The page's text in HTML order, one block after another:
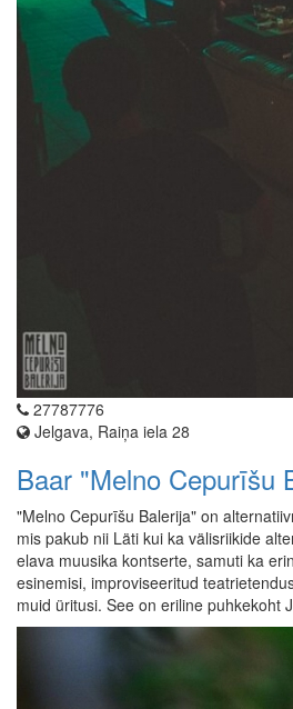
27787776
Jelgava, Raiņa iela 28
Baar "Melno Cepurīšu
"Melno Cepurīšu Balerija" on
mis pakub nii Läti kui ka välisriikide
elava muusika kontserte, samuti ka
esinemisi, improviseeritud
muid üritusi. See on eriline puhkekoht